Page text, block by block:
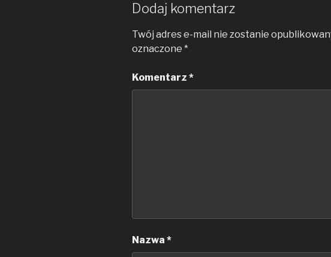
Dodaj komentarz
Twój adres e-mail nie zostanie
oznaczone *
Komentarz *
Nazwa *